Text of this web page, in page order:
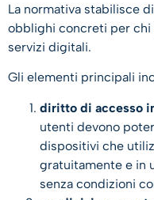
La normativa stabilisce
obblighi concreti per
servizi digitali.
Gli elementi principali
diritto di accesso
utenti devono
dispositivi che
gratuitamente e in
senza condizioni